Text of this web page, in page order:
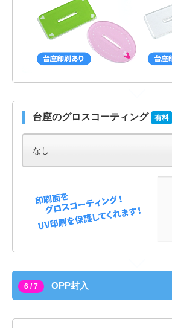
台座のグロスコーティング 有料
6 / 7 OPP封入